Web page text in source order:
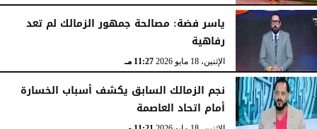
ياسر فضة: مصالحة جمهور الزمالك لم تعد
رفاهية
الإثنين، 18 مايو 2026 11:27 مـ
نجم الزمالك السابق يكشف أسباب الخسارة
أمام اتحاد العاصمة